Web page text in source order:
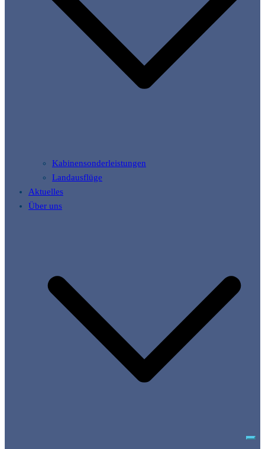
Kabinensonderleistungen
Landausflüge
Aktuelles
Über uns